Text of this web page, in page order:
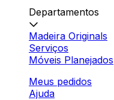
Departamentos
Madeira Originals
Serviços
Móveis Planejados
Meus pedidos
Ajuda